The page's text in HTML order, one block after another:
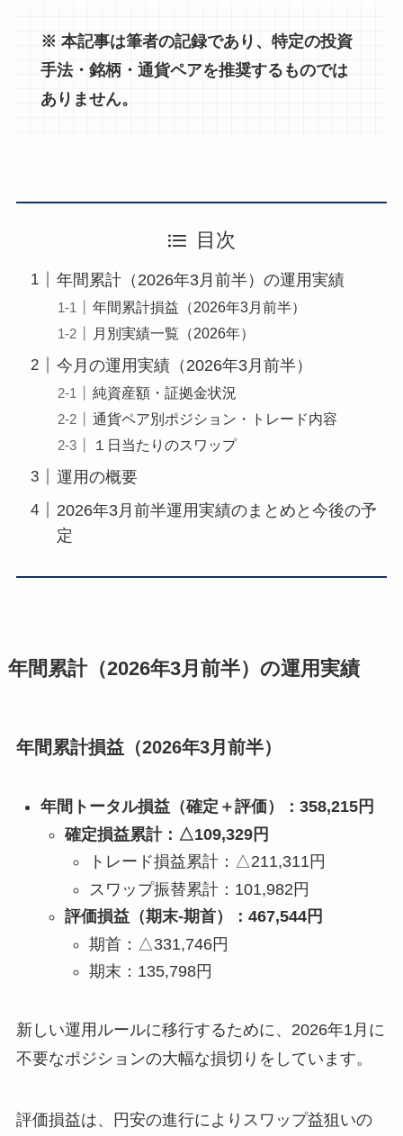
※ 本記事は筆者の記録であり、特定の投資
手法・銘柄・通貨ペアを推奨するものでは
ありません。
目次
年間累計（2026年3月前半）の運用実績
年間累計損益（2026年3月前半）
月別実績一覧（2026年）
今月の運用実績（2026年3月前半）
純資産額・証拠金状況
通貨ペア別ポジション・トレード内容
１日当たりのスワップ
運用の概要
2026年3月前半運用実績のまとめと今後の予
定
年間累計（2026年3月前半）の運用実績
年間累計損益（2026年3月前半）
年間トータル損益（確定＋評価）：358,215円
確定損益累計：△109,329円
トレード損益累計：△211,311円
スワップ振替累計：101,982円
評価損益（期末-期首）：467,544円
期首：△331,746円
期末：135,798円
新しい運用ルールに移行するために、2026年1月に
不要なポジションの大幅な損切りをしています。
評価損益は、円安の進行によりスワップ益狙いの